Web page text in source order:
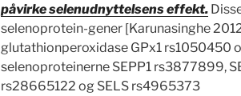
påvirke selenudnyttelsens effekt.
selenoprotein-gener [Karunasinghe
glutathionperoxidase GPx1 rs1050450
selenoproteinerne SEPP1 rs3877899,
rs28665122 og SELS rs4965373